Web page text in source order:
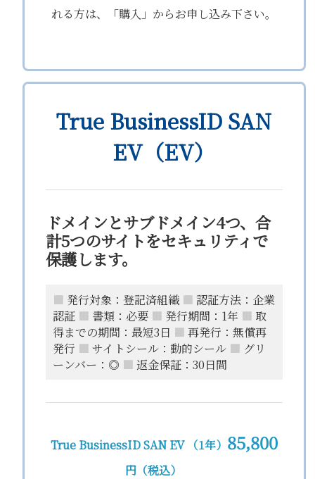
れる方は、「購入」からお申し込み下さい。
True BusinessID SAN
EV（EV）
ドメインとサブドメイン4つ、合
計5つのサイトをセキュリティで
保護します。
■ 発行対象：登記済組織 ■ 認証方法：企業
認証 ■ 書類：必要 ■ 発行期間：1年 ■ 取
得までの期間：最短3日 ■ 再発行：無償再
発行 ■ サイトシール：動的シール ■ グリ
ーンバー：◎ ■ 返金保証：30日間
True BusinessID SAN EV （1年） 85,800
円（税込）